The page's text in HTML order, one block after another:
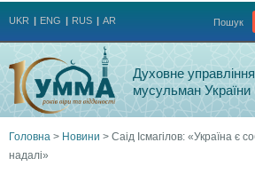
Пошук
UKR ENG RUS AR
Духовне управління
мусульман України
Ви
Головна > Новини > Саід Ісмагілов: «Україна є
надалі»